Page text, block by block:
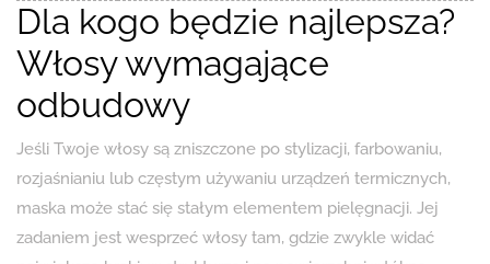
Dla kogo będzie najlepsza?
Włosy wymagające
odbudowy
Jeśli Twoje włosy są zniszczone po stylizacji, farbowaniu,
rozjaśnianiu lub częstym używaniu urządzeń termicznych,
maska może stać się stałym elementem pielęgnacji. Jej
zadaniem jest wesprzeć włosy tam, gdzie zwykle widać